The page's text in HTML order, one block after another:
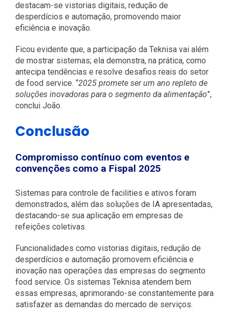
destacam-se vistorias digitais, redução de
desperdícios e automação, promovendo maior
eficiência e inovação.
Ficou evidente que, a participação da Teknisa vai além
de mostrar sistemas; ela demonstra, na prática, como
antecipa tendências e resolve desafios reais do setor
de food service. “2025 promete ser um ano repleto de
soluções inovadoras para o segmento da alimentação”,
conclui João.
Conclusão
Compromisso contínuo com eventos e
convenções como a Fispal 2025
Sistemas para controle de facilities e ativos foram
demonstrados, além das soluções de IA apresentadas,
destacando-se sua aplicação em empresas de
refeições coletivas.
Funcionalidades como vistorias digitais, redução de
desperdícios e automação promovem eficiência e
inovação nas operações das empresas do segmento
food service. Os sistemas Teknisa atendem bem
essas empresas, aprimorando-se constantemente para
satisfazer as demandas do mercado de serviços.